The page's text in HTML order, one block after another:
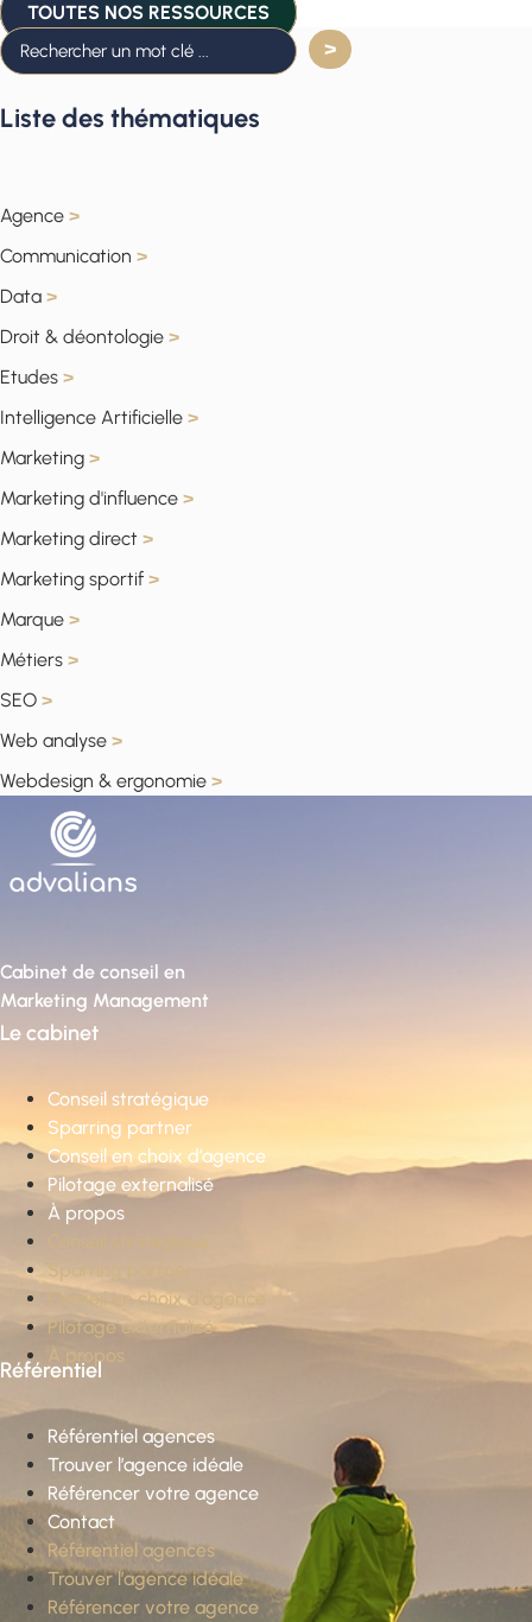
TOUTES NOS RESSOURCES
Liste des thématiques
Agence >
Communication >
Data >
Droit & déontologie >
Etudes >
Intelligence Artificielle >
Marketing >
Marketing d'influence >
Marketing direct >
Marketing sportif >
Marque >
Métiers >
SEO >
Web analyse >
Webdesign & ergonomie >
Cabinet de conseil en
Marketing Management
Le cabinet
Conseil stratégique
Sparring partner
Conseil en choix d’agence
Pilotage externalisé
À propos
Conseil stratégique
Sparring partner
Conseil en choix d’agence
Pilotage externalisé
À propos
Référentiel
Référentiel agences
Trouver l’agence idéale
Référencer votre agence
Contact
Référentiel agences
Trouver l’agence idéale
Référencer votre agence